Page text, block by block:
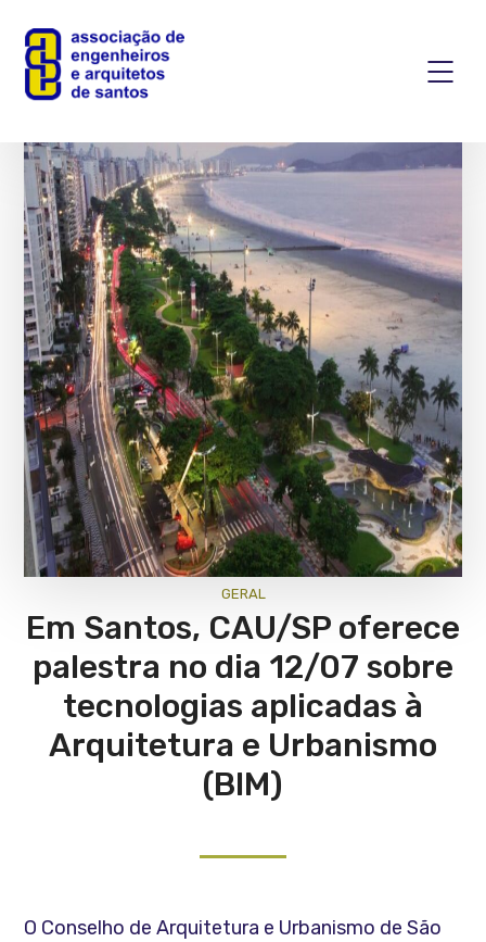
GERAL
Em Santos, CAU/SP oferece
palestra no dia 12/07 sobre
tecnologias aplicadas à
Arquitetura e Urbanismo
(BIM)
O Conselho de Arquitetura e Urbanismo de São